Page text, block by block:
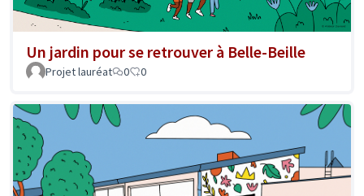
Un jardin pour se retrouver à Belle-Beille
Projet lauréat 0 0